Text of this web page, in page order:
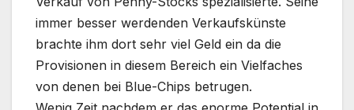
immer besser werdenden Verkaufskünste
brachte ihm dort sehr viel Geld ein da die
Provisionen in diesem Bereich ein Vielfaches
von denen bei Blue-Chips betrugen.